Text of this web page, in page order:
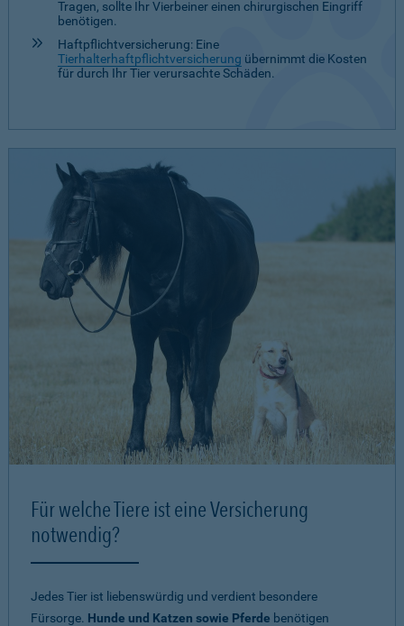
Tragen, sollte Ihr Vierbeiner einen chirurgischen Eingriff
benötigen.
Haftpflichtversicherung: Eine
Tierhalterhaftpflichtversicherung übernimmt die Kosten
für durch Ihr Tier verursachte Schäden.
Für welche Tiere ist eine Versicherung
notwendig?
Jedes Tier ist liebenswürdig und verdient besondere
Fürsorge. Hunde und Katzen sowie Pferde benötigen